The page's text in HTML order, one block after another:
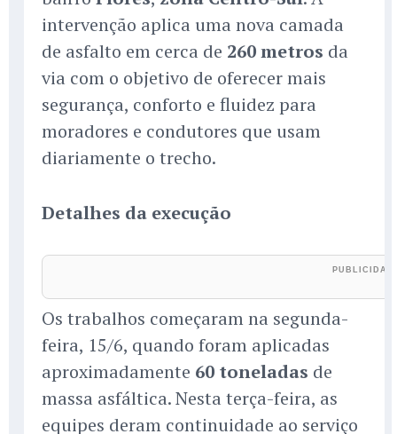
intervenção aplica uma nova camada
de asfalto em cerca de 260 metros da
via com o objetivo de oferecer mais
segurança, conforto e fluidez para
moradores e condutores que usam
diariamente o trecho.
Detalhes da execução
Os trabalhos começaram na segunda-
feira, 15/6, quando foram aplicadas
aproximadamente 60 toneladas de
massa asfáltica. Nesta terça-feira, as
equipes deram continuidade ao serviço